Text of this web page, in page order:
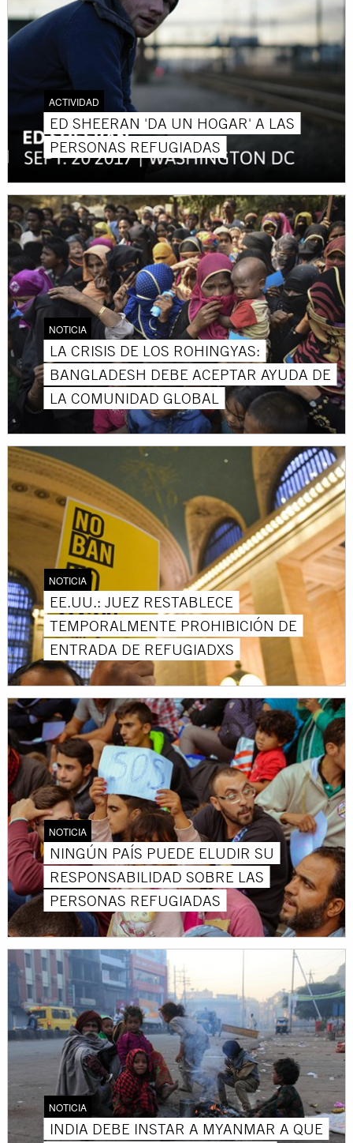
ACTIVIDAD
ED SHEERAN 'DA UN HOGAR' A LAS
PERSONAS REFUGIADAS
NOTICIA
LA CRISIS DE LOS ROHINGYAS:
BANGLADESH DEBE ACEPTAR AYUDA DE
LA COMUNIDAD GLOBAL
NOTICIA
EE.UU.: JUEZ RESTABLECE
TEMPORALMENTE PROHIBICIÓN DE
ENTRADA DE REFUGIADXS
NOTICIA
NINGÚN PAÍS PUEDE ELUDIR SU
RESPONSABILIDAD SOBRE LAS
PERSONAS REFUGIADAS
NOTICIA
INDIA DEBE INSTAR A MYANMAR A QUE